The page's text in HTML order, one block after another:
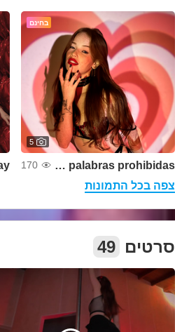
בחינם
5
Luz, piel y palabras prohibidas
170
צפה בכל התמונות
סרטים 49